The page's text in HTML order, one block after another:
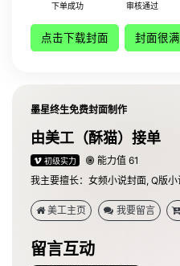
下单成功 审核通过
点击下载封面 封面很
墨星终生免费封面制作
由美工（酥猫）接单
初级实力
能力值 61
我主要擅长：女频小说封面, Q版小
美工主页 我要留言
留言互动